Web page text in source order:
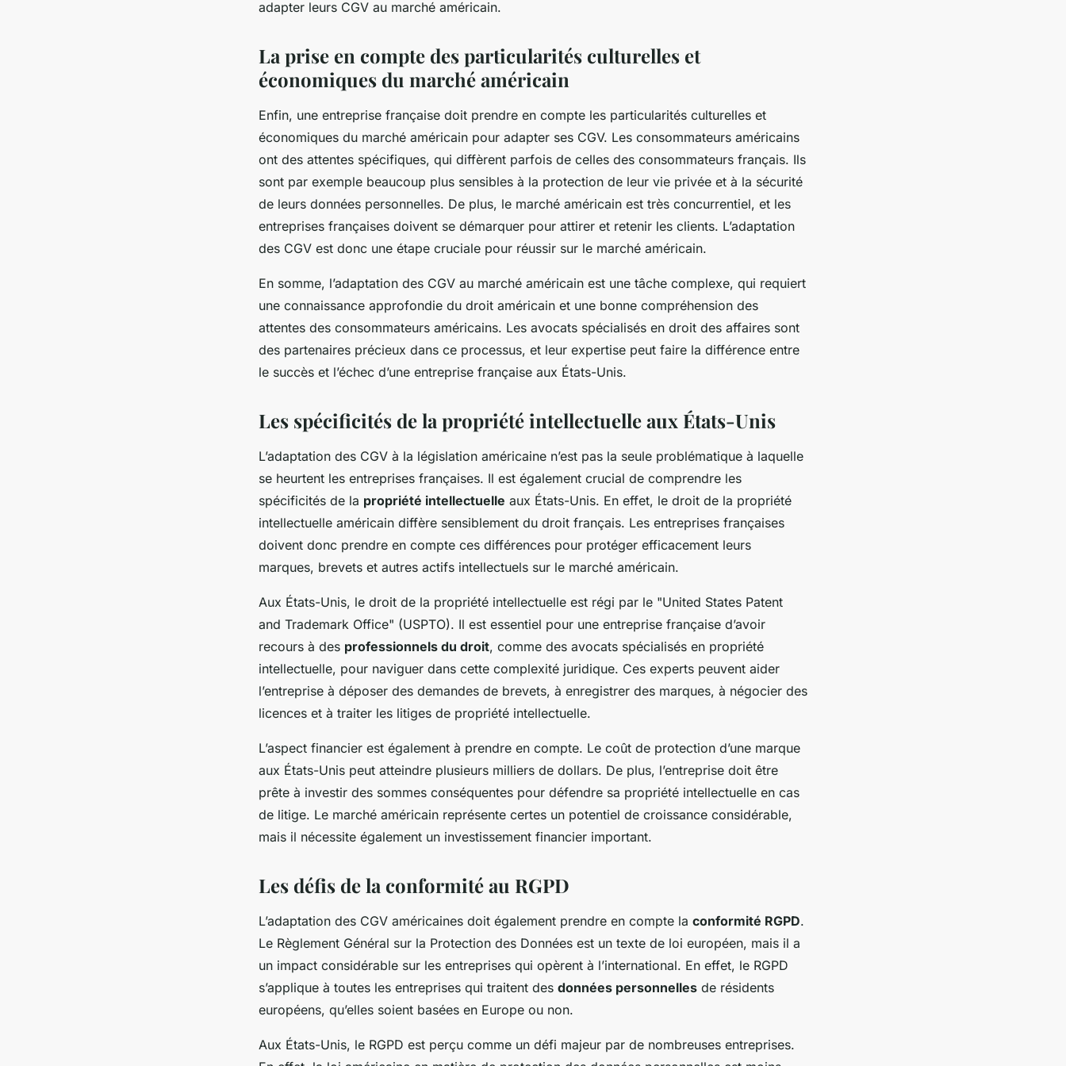
adapter leurs CGV au marché américain.
La prise en compte des particularités culturelles et
économiques du marché américain
Enfin, une entreprise française doit prendre en compte les particularités culturelles et
économiques du marché américain pour adapter ses CGV. Les consommateurs américains
ont des attentes spécifiques, qui diffèrent parfois de celles des consommateurs français. Ils
sont par exemple beaucoup plus sensibles à la protection de leur vie privée et à la sécurité
de leurs données personnelles. De plus, le marché américain est très concurrentiel, et les
entreprises françaises doivent se démarquer pour attirer et retenir les clients. L’adaptation
des CGV est donc une étape cruciale pour réussir sur le marché américain.
En somme, l’adaptation des CGV au marché américain est une tâche complexe, qui requiert
une connaissance approfondie du droit américain et une bonne compréhension des
attentes des consommateurs américains. Les avocats spécialisés en droit des affaires sont
des partenaires précieux dans ce processus, et leur expertise peut faire la différence entre
le succès et l’échec d’une entreprise française aux États-Unis.
Les spécificités de la propriété intellectuelle aux États-Unis
L’adaptation des CGV à la législation américaine n’est pas la seule problématique à laquelle
se heurtent les entreprises françaises. Il est également crucial de comprendre les
spécificités de la propriété intellectuelle aux États-Unis. En effet, le droit de la propriété
intellectuelle américain diffère sensiblement du droit français. Les entreprises françaises
doivent donc prendre en compte ces différences pour protéger efficacement leurs
marques, brevets et autres actifs intellectuels sur le marché américain.
Aux États-Unis, le droit de la propriété intellectuelle est régi par le "United States Patent
and Trademark Office" (USPTO). Il est essentiel pour une entreprise française d’avoir
recours à des professionnels du droit, comme des avocats spécialisés en propriété
intellectuelle, pour naviguer dans cette complexité juridique. Ces experts peuvent aider
l’entreprise à déposer des demandes de brevets, à enregistrer des marques, à négocier des
licences et à traiter les litiges de propriété intellectuelle.
L’aspect financier est également à prendre en compte. Le coût de protection d’une marque
aux États-Unis peut atteindre plusieurs milliers de dollars. De plus, l’entreprise doit être
prête à investir des sommes conséquentes pour défendre sa propriété intellectuelle en cas
de litige. Le marché américain représente certes un potentiel de croissance considérable,
mais il nécessite également un investissement financier important.
Les défis de la conformité au RGPD
L’adaptation des CGV américaines doit également prendre en compte la conformité RGPD.
Le Règlement Général sur la Protection des Données est un texte de loi européen, mais il a
un impact considérable sur les entreprises qui opèrent à l’international. En effet, le RGPD
s’applique à toutes les entreprises qui traitent des données personnelles de résidents
européens, qu’elles soient basées en Europe ou non.
Aux États-Unis, le RGPD est perçu comme un défi majeur par de nombreuses entreprises.